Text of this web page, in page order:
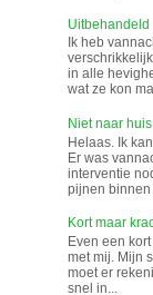
Uitbehandeld
Ik heb
in alle
wat ze kon
Niet naar huis
Helaas. Ik
Er was
interventie
pijnen binnen
Kort maar
Even een
met mij. Mijn
moet er
snel in...